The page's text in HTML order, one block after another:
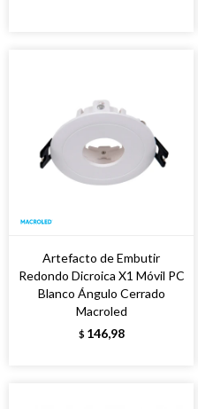
Artefacto de Embutir
Redondo Dicroica X1 Móvil PC
Blanco Ángulo Cerrado
Macroled
$ 146,98